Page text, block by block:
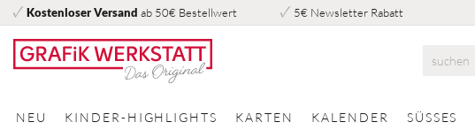
Kostenloser Versand ab 50€ Bestellwert 5€ Newsletter Rabatt
Direkt
zum
NEU KINDER-HIGHLIGHTS KARTEN KALENDER SÜSSES